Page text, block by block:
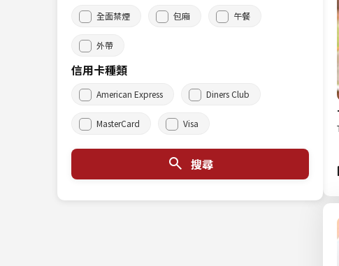
全面禁煙 包廂 午餐
外帶
信用卡種類
American Express Diners Club
MasterCard Visa
搜尋